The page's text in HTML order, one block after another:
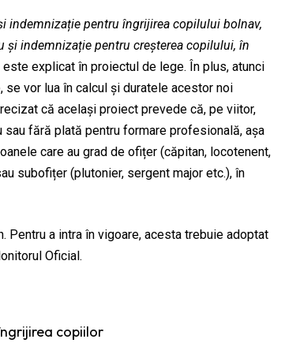
indemnizație pentru îngrijirea copilului bolnav,
și indemnizație pentru creșterea copilului, în
este explicat în proiectul de lege. În plus, atunci
vor lua în calcul și duratele acestor noi
că același proiect prevede că, pe viitor,
fără plată pentru formare profesională, așa
care au grad de ofițer (căpitan, locotenent,
subofițer (plutonier, sergent major etc.), în
Pentru a intra în vigoare, acesta trebuie adoptat
Oficial.
copiilor